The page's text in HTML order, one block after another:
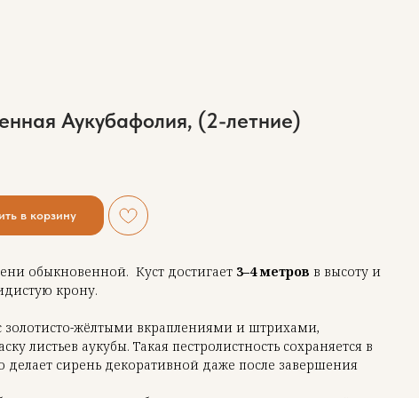
Аукубафолия, (2-летние)
в корзину
обыкновенной. Куст достигает 3–4 метров в высоту и
крону.
золотисто-жёлтыми вкраплениями и штрихами,
листьев аукубы. Такая пестролистность сохраняется в
делает сирень декоративной даже после завершения